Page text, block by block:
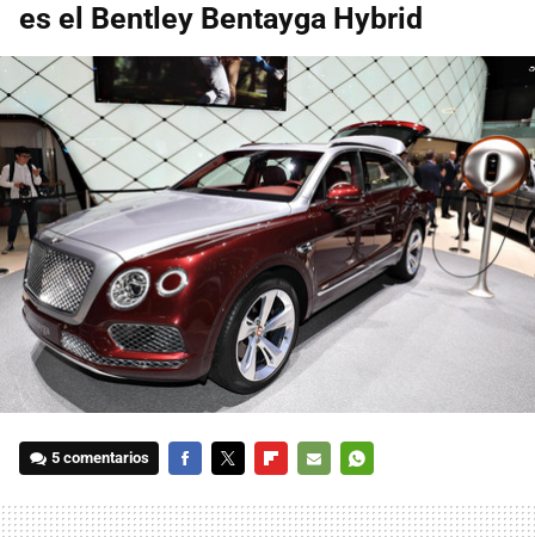
es el Bentley Bentayga Hybrid
5 comentarios
MAIL